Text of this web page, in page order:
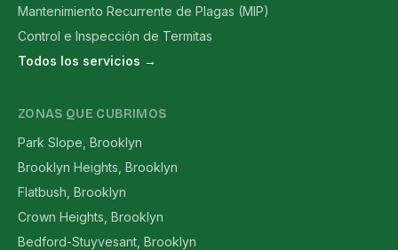
Mantenimiento Recurrente de Plagas (MIP)
Control e Inspección de Termitas
Todos los servicios →
ZONAS QUE CUBRIMOS
Park Slope, Brooklyn
Brooklyn Heights, Brooklyn
Flatbush, Brooklyn
Crown Heights, Brooklyn
Bedford-Stuyvesant, Brooklyn